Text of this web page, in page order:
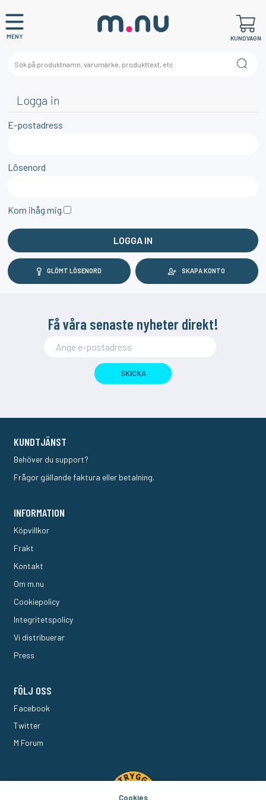
MENY KUNDVAGN
Logga in
E-postadress
Lösenord
Kom ihåg mig
GLÖMT LÖSENORD SKAPA KONTO
Få våra senaste nyheter direkt!
SKICKA
KUNDTJÄNST
Behöver du support?
Frågor gällande faktura eller betalning.
INFORMATION
Köpvillkor
Frakt
Kontakt
Om m.nu
Cookiepolicy
Integritetspolicy
Vi distribuerar
Press
FÖLJ OSS
Facebook
Twitter
M Forum
Cookies